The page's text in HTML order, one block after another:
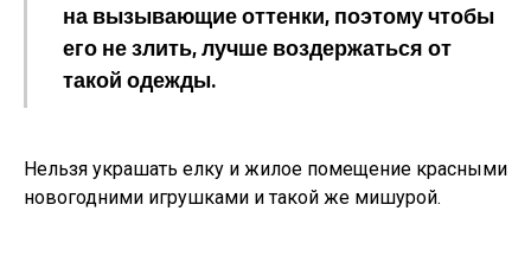
на вызывающие оттенки, поэтому чтобы
его не злить, лучше воздержаться от
такой одежды.
Нельзя украшать елку и жилое помещение красными
новогодними игрушками и такой же мишурой.